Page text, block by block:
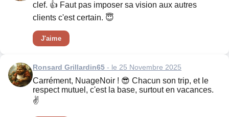
clef. 👍 Faut pas imposer sa vision aux autres
clients c'est certain. 😇
J'aime
Ronsard Grillardin65 - le 25 Novembre 2025
Carrément, NuageNoir ! 😎 Chacun son trip, et le
respect mutuel, c'est la base, surtout en vacances.
✌️